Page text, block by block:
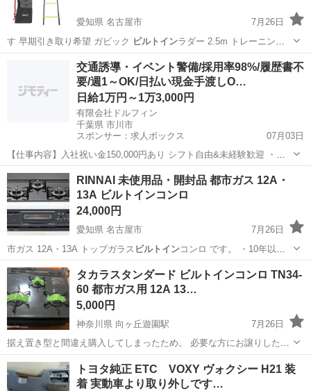
愛知県 名古屋市
7月26日
す 早期引き取り希望 ガビック ビルトインラダー 2.5m トレーニング
用品 …
名古屋市 その他 ラダー
交通誘導・イベント警備/採用率98%/履歴書不
要/週1～OK/日払い現金手渡しO…
日給1万円～1万3,000円
有限会社ドルフィン
千葉県 市川市
スポンサー：求人ボックス
07月03日
【仕事内容】入社祝い金150,000円あり シフト自由&未経験歓迎
・直
行直帰OK ・一部車・自転車・バイク通勤OK ・週1～OK ・日払い・
週払いOK、現金手渡しも可能です! <仕事内容> 建築・土木工事現場
で...
アルバイト・パート
RINNAI 未使用品・開封品 都市ガス 12A・
13A ビルトインコンロ
24,000円
愛知県 名古屋市
7月26日
市ガス 12A・13A トップガラス ビルトインコンロ です。 ・10年以上
押し入…
愛知 名古屋市 キッチン家電 都市ガス
タカラスタンダード ビルトインコンロ TN34-
60 都市ガス用 12A 13…
5,000円
神奈川県 向ヶ丘遊園駅
7月26日
据え置き型と間違え購入してしまったため。 必要な方にお譲りしたい
です。 中古品ではありますがかなり状態は良いと思います。 8月中旬
までに引き取りに来れる方にお願いしたいです。 幅60cm奥行54cm
です。 ...
神奈川 川崎市 向ヶ丘遊園駅 キッチン家電
トヨタ純正 ETC VOXY ヴォクシー H21 装
着 実動車より取り外しです…